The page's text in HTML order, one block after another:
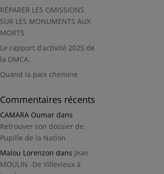
RÉPARER LES OMISSIONS
SUR LES MONUMENTS AUX
MORTS
Le rapport d’activité 2025 de
la DMCA.
Quand la paix chemine
Commentaires récents
CAMARA Oumar dans
Retrouver son dossier de
Pupille de la Nation
Malou Lorenzon dans Jean
MOULIN -De Villevieux à